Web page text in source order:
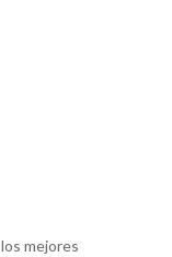
los mejores